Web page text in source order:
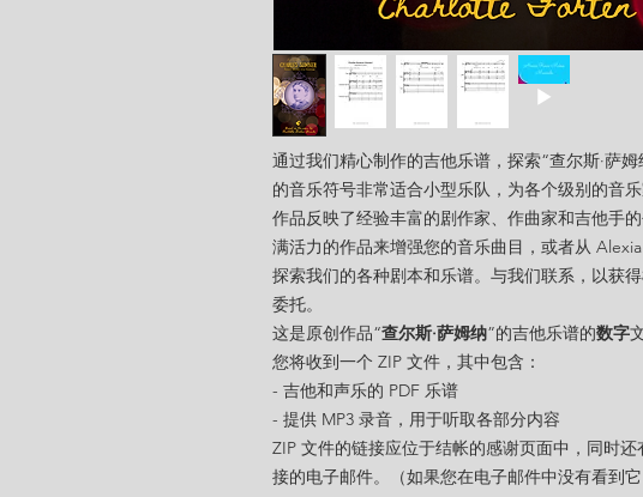
通过我们精心制作的吉他乐谱，探索“查尔斯·萨
的音乐符号非常适合小型乐队，为各个级别的音
作品反映了经验丰富的剧作家、作曲家和吉他手
满活力的作品来增强您的音乐曲目，或者从
探索我们的各种剧本和乐谱。与我们联系，以获
委托。
这是原创作品“查尔斯·萨姆纳”的吉他乐谱的数字
您将收到一个 ZIP 文件，其中包含：
- 吉他和声乐的 PDF 乐谱
- 提供 MP3 录音，用于听取各部分内容
ZIP 文件的链接应位于结帐的感谢页面中，同时
接的电子邮件。（如果您在电子邮件中没有看到